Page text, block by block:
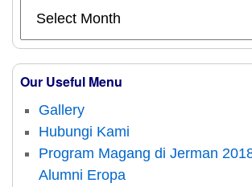
Our Useful Menu
Gallery
Hubungi Kami
Program Magang di Jerman
Alumni Eropa